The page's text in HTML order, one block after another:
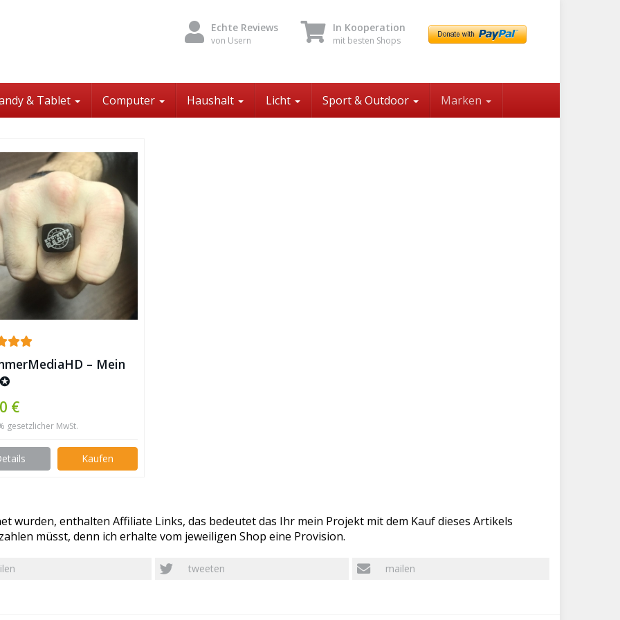
Echte Reviews
von Usern
In Kooperation
mit besten Shops
& Tablet Computer Haushalt Licht Sport & Outdoor Marken
– Mein
€
gesetzlicher MwSt.
Kaufen
wurden, enthalten Affiliate Links, das bedeutet das Ihr mein Projekt mit dem Kauf dieses Artikels
müsst, denn ich erhalte vom jeweiligen Shop eine Provision.
tweeten mailen